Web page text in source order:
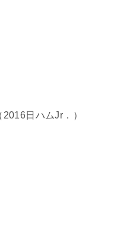
日ハムJr．）